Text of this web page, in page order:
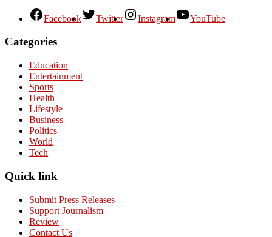
Facebook Twitter Instagram YouTube
Categories
Education
Entertainment
Sports
Health
Lifestyle
Business
Politics
World
Tech
Quick link
Submit Press Releases
Support Journalism
Review
Contact Us